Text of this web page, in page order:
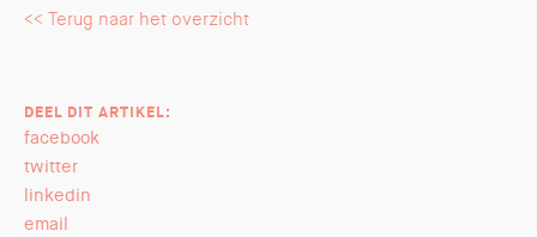
<< Terug naar het overzicht
DEEL DIT ARTIKEL:
facebook
twitter
linkedin
email